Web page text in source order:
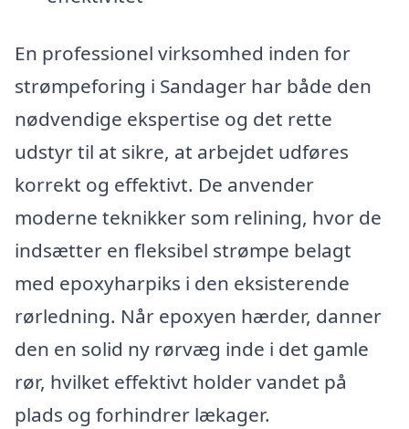
En professionel virksomhed inden for
strømpeforing i Sandager har både den
nødvendige ekspertise og det rette
udstyr til at sikre, at arbejdet udføres
korrekt og effektivt. De anvender
moderne teknikker som relining, hvor de
indsætter en fleksibel strømpe belagt
med epoxyharpiks i den eksisterende
rørledning. Når epoxyen hærder, danner
den en solid ny rørvæg inde i det gamle
rør, hvilket effektivt holder vandet på
plads og forhindrer lækager.